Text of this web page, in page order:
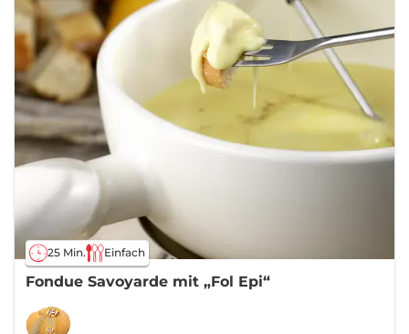
25 Min. Einfach
Fondue Savoyarde mit „Fol Epi“